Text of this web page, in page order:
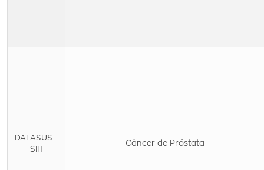
DATASUS -
SIH
Câncer de Próstata